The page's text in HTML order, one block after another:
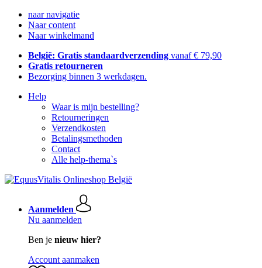
naar navigatie
Naar content
Naar winkelmand
België: Gratis standaardverzending vanaf € 79,90
Gratis retourneren
Bezorging binnen 3 werkdagen.
Help
Waar is mijn bestelling?
Retourneringen
Verzendkosten
Betalingsmethoden
Contact
Alle help-thema`s
Aanmelden
Nu aanmelden
Ben je nieuw hier?
Account aanmaken